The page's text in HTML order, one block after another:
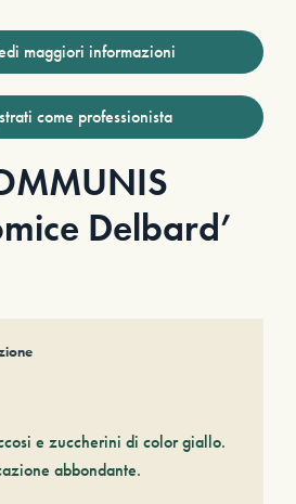
maggiori informazioni
come professionista
Delbard’
e zuccherini di color giallo.
abbondante.